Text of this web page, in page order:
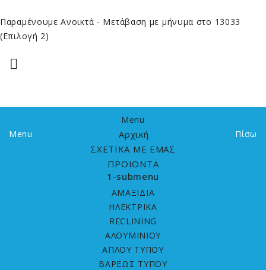
Παραμένουμε Ανοικτά - Μετάβαση με μήνυμα στο 13033
(Επιλογή 2)

Menu
Menu
Πίσω
Αρχική
ΣΧΕΤΙΚΑ ΜΕ ΕΜΑΣ
ΠΡΟΙΟΝΤΑ
1-submenu
ΑΜΑΞΙΔΙΑ
HΛΕΚΤΡΙΚΑ
RECLINING
ΑΛΟΥΜΙΝΙΟΥ
ΑΠΛΟΥ ΤΥΠΟΥ
ΒΑΡΕΩΣ ΤΥΠΟΥ